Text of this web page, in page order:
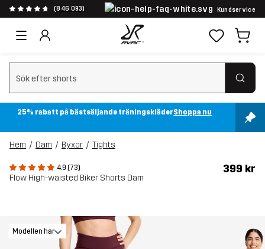
(846 093) Kundservice
Rensa sök
25% rabatt på bästsäljande träningskläderShoppa nu
Hem Dam Byxor Tights
4.9 (73)
Flow High-waisted Biker Shorts Dam
399 kr
Modellen har